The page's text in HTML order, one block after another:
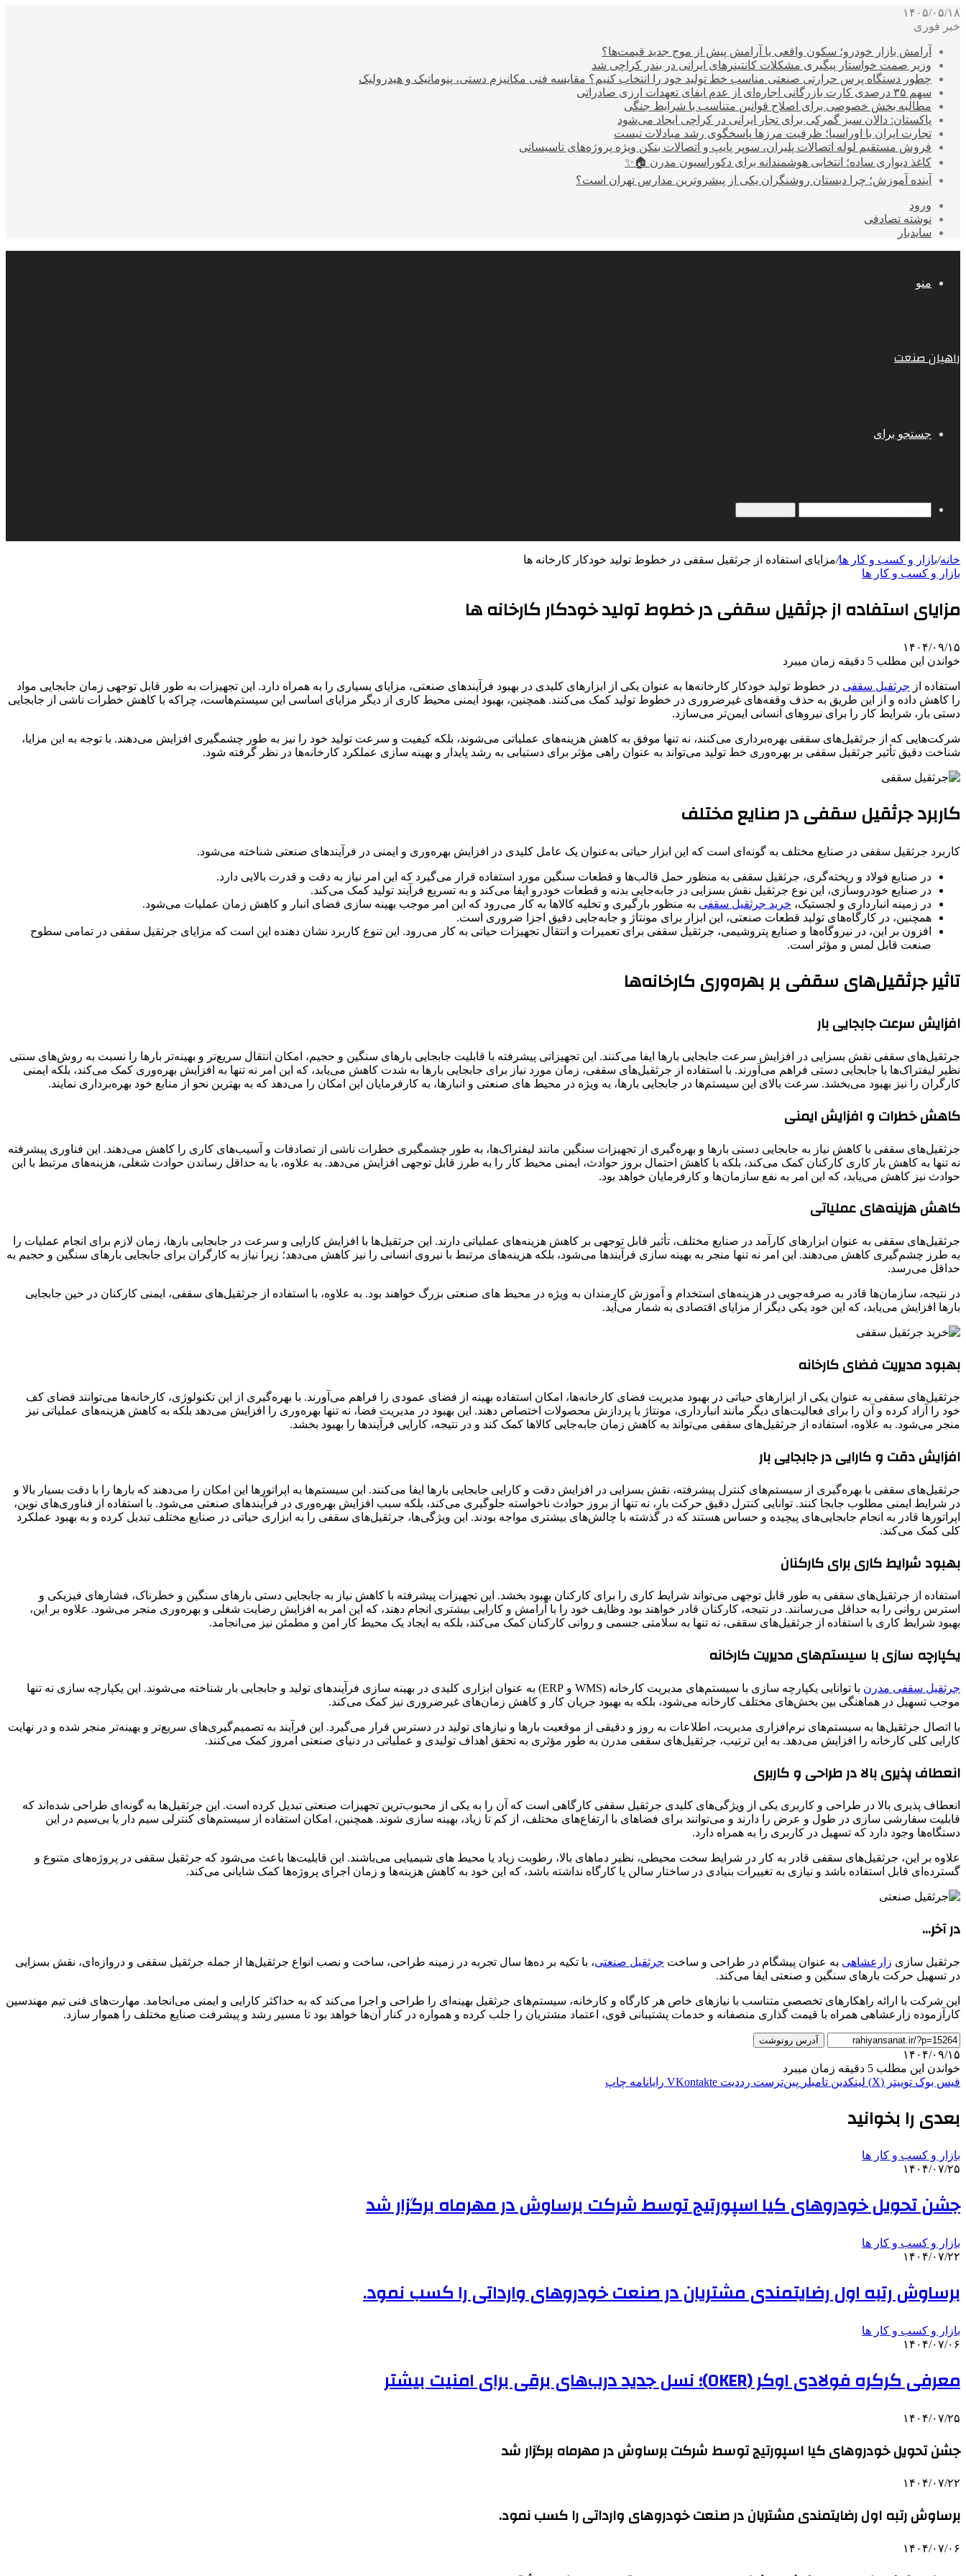
۱۴۰۵/۰۵/۱۸
خبر فوری
آرامش بازار خودرو؛ سکون واقعی یا آرامش پیش از موج جدید قیمت‌ها؟
وزیر صمت خواستار پیگیری مشکلات کانتینرهای ایرانی در بندر کراچی شد
چطور دستگاه پرس حرارتی صنعتی مناسب خط تولید خود را انتخاب کنیم؟ مقایسه فنی مکانیزم دستی، پنوماتیک و هیدرولیک
سهم ۳۵ درصدی کارت بازرگانی اجاره‌ای از عدم ایفای تعهدات ارزی صادراتی
مطالبه بخش خصوصی برای اصلاح قوانین متناسب با شرایط جنگی
پاکستان: دالان سبز گمرکی برای تجار ایرانی در کراچی ایجاد می‌شود
تجارت ایران با اوراسیا؛ ظرفیت مرزها پاسخگوی رشد مبادلات نیست
فروش مستقیم لوله اتصالات پلیران، سوپر پایپ و اتصالات بنکن ویژه پروژه‌های تاسیساتی
کاغذ دیواری ساده؛ انتخابی هوشمندانه برای دکوراسیون مدرن 🏠✨
آینده آموزش؛ چرا دبستان روشنگران یکی از پیشروترین مدارس تهران است؟
ورود
نوشته تصادفی
سایدبار
منو
راهیان صنعت
جستجو برای
خانه/بازار و کسب و کار ها/مزایای استفاده از جرثقیل سقفی در خطوط تولید خودکار کارخانه ها
بازار و کسب و کار ها
مزایای استفاده از جرثقیل سقفی در خطوط تولید خودکار کارخانه ها
۱۴۰۴/۰۹/۱۵
خواندن این مطلب 5 دقیقه زمان میبرد
استفاده از جرثقیل سقفی در خطوط تولید خودکار کارخانه‌ها به ‌عنوان یکی از ابزارهای کلیدی در بهبود فرآیندهای صنعتی، مزایای بسیاری را به همراه دارد. این تجهیزات به ‌طور قابل ‌توجهی زمان جابجایی مواد
را کاهش داده و از این طریق به حذف وقفه‌های غیرضروری در خطوط تولید کمک می‌کنند. همچنین، بهبود ایمنی محیط کاری از دیگر مزایای اساسی این سیستم‌هاست، چراکه با کاهش خطرات ناشی از جابجایی
دستی بار، شرایط کار را برای نیروهای انسانی ایمن‌تر می‌سازد.
شرکت‌هایی که از جرثقیل‌های سقفی بهره‌برداری می‌کنند، نه‌ تنها موفق به کاهش هزینه‌های عملیاتی می‌شوند، بلکه کیفیت و سرعت تولید خود را نیز به ‌طور چشمگیری افزایش می‌دهند. با توجه به این مزایا،
شناخت دقیق تأثیر جرثقیل سقفی بر بهره‌وری خط تولید می‌تواند به‌ عنوان راهی مؤثر برای دستیابی به رشد پایدار و بهینه ‌سازی عملکرد کارخانه‌ها در نظر گرفته شود.
کاربرد جرثقیل سقفی در صنایع مختلف
کاربرد جرثقیل سقفی در صنایع مختلف به گونه‌ای است که این ابزار حیاتی به‌عنوان یک عامل کلیدی در افزایش بهره‌وری و ایمنی در فرآیندهای صنعتی شناخته می‌شود.
در صنایع فولاد و ریخته‌گری، جرثقیل سقفی به‌ منظور حمل قالب‌ها و قطعات سنگین مورد استفاده قرار می‌گیرد که این امر نیاز به دقت و قدرت بالایی دارد.
در صنایع خودروسازی، این نوع جرثقیل نقش بسزایی در جابه‌جایی بدنه و قطعات خودرو ایفا می‌کند و به تسریع فرآیند تولید کمک می‌کند.
در زمینه انبارداری و لجستیک، خرید جرثقیل سقفی به‌ منظور بارگیری و تخلیه کالاها به کار می‌رود که این امر موجب بهینه‌ سازی فضای انبار و کاهش زمان عملیات می‌شود.
همچنین، در کارگاه‌های تولید قطعات صنعتی، این ابزار برای مونتاژ و جابه‌جایی دقیق اجزا ضروری است.
افزون بر این، در نیروگاه‌ها و صنایع پتروشیمی، جرثقیل سقفی برای تعمیرات و انتقال تجهیزات حیاتی به کار می‌رود. این تنوع کاربرد نشان ‌دهنده این است که مزایای جرثقیل سقفی در تمامی سطوح
صنعت قابل لمس و مؤثر است.
تاثیر جرثقیل‌های سقفی بر بهره‌وری کارخانه‌ها
افزایش سرعت جابجایی بار
جرثقیل‌های سقفی نقش بسزایی در افزایش سرعت جابجایی بارها ایفا می‌کنند. این تجهیزاتی پیشرفته با قابلیت جابجایی بارهای سنگین و حجیم، امکان انتقال سریع‌تر و بهینه‌تر بارها را نسبت به روش‌های سنتی
نظیر لیفتراک‌ها یا جابجایی دستی فراهم می‌آورند. با استفاده از جرثقیل‌های سقفی، زمان مورد نیاز برای جابجایی بارها به شدت کاهش می‌یابد، که این امر نه تنها به افزایش بهره‌وری کمک می‌کند، بلکه ایمنی
کارگران را نیز بهبود می‌بخشد. سرعت بالای این سیستم‌ها در جابجایی بارها، به ویژه در محیط‌ های صنعتی و انبارها، به کارفرمایان این امکان را می‌دهد که به بهترین نحو از منابع خود بهره‌برداری نمایند.
کاهش خطرات و افزایش ایمنی
جرثقیل‌های سقفی با کاهش نیاز به جابجایی دستی بارها و بهره‌گیری از تجهیزات سنگین مانند لیفتراک‌ها، به طور چشمگیری خطرات ناشی از تصادفات و آسیب‌های کاری را کاهش می‌دهند. این فناوری پیشرفته
نه تنها به کاهش بار کاری کارکنان کمک می‌کند، بلکه با کاهش احتمال بروز حوادث، ایمنی محیط کار را به طرز قابل توجهی افزایش می‌دهد. به علاوه، با به حداقل رساندن حوادث شغلی، هزینه‌های مرتبط با این
حوادث نیز کاهش می‌یابد، که این امر به نفع سازمان‌ها و کارفرمایان خواهد بود.
کاهش هزینه‌های عملیاتی
جرثقیل‌های سقفی به عنوان ابزارهای کارآمد در صنایع مختلف، تأثیر قابل توجهی بر کاهش هزینه‌های عملیاتی دارند. این جرثقیل‌ها با افزایش کارایی و سرعت در جابجایی بارها، زمان لازم برای انجام عملیات را
به طرز چشم‌گیری کاهش می‌دهند. این امر نه تنها منجر به بهینه ‌سازی فرآیندها می‌شود، بلکه هزینه‌های مرتبط با نیروی انسانی را نیز کاهش می‌دهد؛ زیرا نیاز به کارگران برای جابجایی بارهای سنگین و حجیم به
حداقل می‌رسد.
در نتیجه، سازمان‌ها قادر به صرفه‌جویی در هزینه‌های استخدام و آموزش کارمندان به‌ ویژه در محیط‌ های صنعتی بزرگ خواهند بود. به علاوه، با استفاده از جرثقیل‌های سقفی، ایمنی کارکنان در حین جابجایی
بارها افزایش می‌یابد، که این خود یکی دیگر از مزایای اقتصادی به شمار می‌آید.
بهبود مدیریت فضای کارخانه
جرثقیل‌های سقفی به عنوان یکی از ابزارهای حیاتی در بهبود مدیریت فضای کارخانه‌ها، امکان استفاده بهینه از فضای عمودی را فراهم می‌آورند. با بهره‌گیری از این تکنولوژی، کارخانه‌ها می‌توانند فضای کف
خود را آزاد کرده و آن را برای فعالیت‌های دیگر مانند انبارداری، مونتاژ یا پردازش محصولات اختصاص دهند. این بهبود در مدیریت فضا، نه تنها بهره‌وری را افزایش می‌دهد بلکه به کاهش هزینه‌های عملیاتی نیز
منجر می‌شود. به علاوه، استفاده از جرثقیل‌های سقفی می‌تواند به کاهش زمان جابه‌جایی کالاها کمک کند و در نتیجه، کارایی فرآیندها را بهبود بخشد.
افزایش دقت و کارایی در جابجایی بار
جرثقیل‌های سقفی با بهره‌گیری از سیستم‌های کنترل پیشرفته، نقش بسزایی در افزایش دقت و کارایی جابجایی بارها ایفا می‌کنند. این سیستم‌ها به اپراتورها این امکان را می‌دهند که بارها را با دقت بسیار بالا و
در شرایط ایمنی مطلوب جابجا کنند. توانایی کنترل دقیق حرکت بار، نه تنها از بروز حوادث ناخواسته جلوگیری می‌کند، بلکه سبب افزایش بهره‌وری در فرآیندهای صنعتی می‌شود. با استفاده از فناوری‌های نوین،
اپراتورها قادر به انجام جابجایی‌های پیچیده و حساس هستند که در گذشته با چالش‌های بیشتری مواجه بودند. این ویژگی‌ها، جرثقیل‌های سقفی را به ابزاری حیاتی در صنایع مختلف تبدیل کرده و به بهبود عملکرد
کلی کمک می‌کند.
بهبود شرایط کاری برای کارکنان
استفاده از جرثقیل‌های سقفی به ‌طور قابل ‌توجهی می‌تواند شرایط کاری را برای کارکنان بهبود بخشد. این تجهیزات پیشرفته با کاهش نیاز به جابجایی دستی بارهای سنگین و خطرناک، فشارهای فیزیکی و
استرس روانی را به حداقل می‌رسانند. در نتیجه، کارکنان قادر خواهند بود وظایف خود را با آرامش و کارایی بیشتری انجام دهند، که این امر به افزایش رضایت شغلی و بهره‌وری منجر می‌شود. علاوه بر این،
بهبود شرایط کاری با استفاده از جرثقیل‌های سقفی، نه ‌تنها به سلامتی جسمی و روانی کارکنان کمک می‌کند، بلکه به ایجاد یک محیط کار امن و مطمئن نیز می‌انجامد.
یکپارچه‌ سازی با سیستم‌های مدیریت کارخانه
جرثقیل‌ سقفی مدرن
با توانایی یکپارچه ‌سازی با سیستم‌های مدیریت کارخانه (WMS و ERP) به عنوان ابزاری کلیدی در بهینه ‌سازی فرآیندهای تولید و جابجایی بار شناخته می‌شوند. این یکپارچه‌ سازی نه تنها
موجب تسهیل در هماهنگی بین بخش‌های مختلف کارخانه می‌شود، بلکه به بهبود جریان کار و کاهش زمان‌های غیرضروری نیز کمک می‌کند.
با اتصال جرثقیل‌ها به سیستم‌های نرم‌افزاری مدیریت، اطلاعات به‌ روز و دقیقی از موقعیت بارها و نیازهای تولید در دسترس قرار می‌گیرد. این فرآیند به تصمیم‌گیری‌های سریع‌تر و بهینه‌تر منجر شده و در نهایت
کارایی کلی کارخانه را افزایش می‌دهد. به این ترتیب، جرثقیل‌های سقفی مدرن به طور مؤثری به تحقق اهداف تولیدی و عملیاتی در دنیای صنعتی امروز کمک می‌کنند.
انعطاف‌ پذیری بالا در طراحی و کاربری
انعطاف ‌پذیری بالا در طراحی و کاربری یکی از ویژگی‌های کلیدی جرثقیل سقفی کارگاهی است که آن را به یکی از محبوب‌ترین تجهیزات صنعتی تبدیل کرده است. این جرثقیل‌ها به ‌گونه‌ای طراحی شده‌اند که
قابلیت سفارشی ‌سازی در طول و عرض را دارند و می‌توانند برای فضاهای با ارتفاع‌های مختلف، از کم تا زیاد، بهینه‌ سازی شوند. همچنین، امکان استفاده از سیستم‌های کنترلی سیم ‌دار یا بی‌سیم در این
دستگاه‌ها وجود دارد که تسهیل در کاربری را به همراه دارد.
علاوه بر این، جرثقیل‌های سقفی قادر به کار در شرایط سخت محیطی، نظیر دماهای بالا، رطوبت زیاد یا محیط‌ های شیمیایی می‌باشند. این قابلیت‌ها باعث می‌شود که جرثقیل سقفی در پروژه‌های متنوع و
گسترده‌ای قابل استفاده باشد و نیازی به تغییرات بنیادی در ساختار سالن یا کارگاه نداشته باشد، که این خود به کاهش هزینه‌ها و زمان اجرای پروژه‌ها کمک شایانی می‌کند.
در آخر…
جرثقیل سازی زارعشاهی به عنوان پیشگام در طراحی و ساخت جرثقیل‌ صنعتی، با تکیه بر ده‌ها سال تجربه در زمینه طراحی، ساخت و نصب انواع جرثقیل‌ها از جمله جرثقیل سقفی و دروازه‌ای، نقش بسزایی
در تسهیل حرکت بارهای سنگین و صنعتی ایفا می‌کند.
این شرکت با ارائه راهکارهای تخصصی متناسب با نیازهای خاص هر کارگاه و کارخانه، سیستم‌های جرثقیل بهینه‌ای را طراحی و اجرا می‌کند که به حداکثر کارایی و ایمنی می‌انجامد. مهارت‌های فنی تیم مهندسین
کارآزموده زارعشاهی همراه با قیمت‌ گذاری منصفانه و خدمات پشتیبانی قوی، اعتماد مشتریان را جلب کرده و همواره در کنار آن‌ها خواهد بود تا مسیر رشد و پیشرفت صنایع مختلف را هموار سازد.
آدرس رونوشت
۱۴۰۴/۰۹/۱۵
خواندن این مطلب 5 دقیقه زمان میبرد
فیس بوک توییتر (X) لینکدین ‫تامبلر ‫پین‌ترست ‫رددیت ‫VKontakte رایانامه چاپ
بعدی را بخوانید
بازار و کسب و کار ها
۱۴۰۴/۰۷/۲۵
جشن تحویل خودروهای کیا اسپورتیج توسط شرکت برساوش در مهرماه برگزار شد
بازار و کسب و کار ها
۱۴۰۴/۰۷/۲۲
برساوش رتبه اول رضایتمندی مشتریان در صنعت خودروهای وارداتی را کسب نمود.
بازار و کسب و کار ها
۱۴۰۴/۰۷/۰۶
معرفی کرکره فولادی اوکر (OKER)؛ نسل جدید درب‌های برقی برای امنیت بیشتر
۱۴۰۴/۰۷/۲۵
جشن تحویل خودروهای کیا اسپورتیج توسط شرکت برساوش در مهرماه برگزار شد
۱۴۰۴/۰۷/۲۲
برساوش رتبه اول رضایتمندی مشتریان در صنعت خودروهای وارداتی را کسب نمود.
۱۴۰۴/۰۷/۰۶